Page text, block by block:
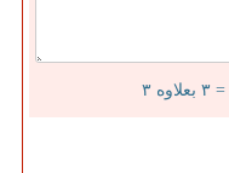
= ۳ بعلاوه ۳